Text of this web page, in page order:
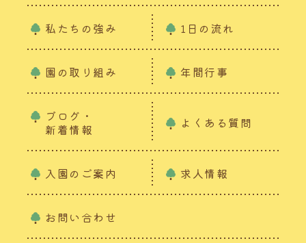
私たちの強み 1日の流れ
園の取り組み 年間行事
ブログ・
新着情報
よくある質問
入園のご案内 求人情報
お問い合わせ